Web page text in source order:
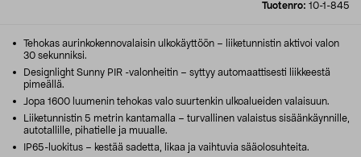
Tuotenro: 10-1-845
Tehokas aurinkokennovalaisin ulkokäyttöön – liiketunnistin aktivoi valon
30 sekunniksi.
Designlight Sunny PIR -valonheitin – syttyy automaattisesti liikkeestä
pimeällä.
Jopa 1600 luumenin tehokas valo suurtenkin ulkoalueiden valaisuun.
Liiketunnistin 5 metrin kantamalla – turvallinen valaistus sisäänkäynnille,
autotallille, pihatielle ja muualle.
IP65-luokitus – kestää sadetta, likaa ja vaihtuvia sääolosuhteita.